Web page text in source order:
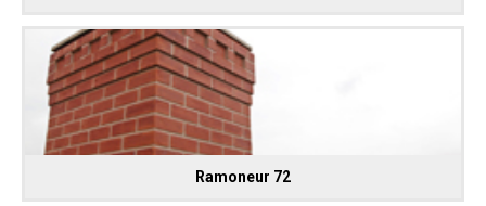
Ramoneur 72